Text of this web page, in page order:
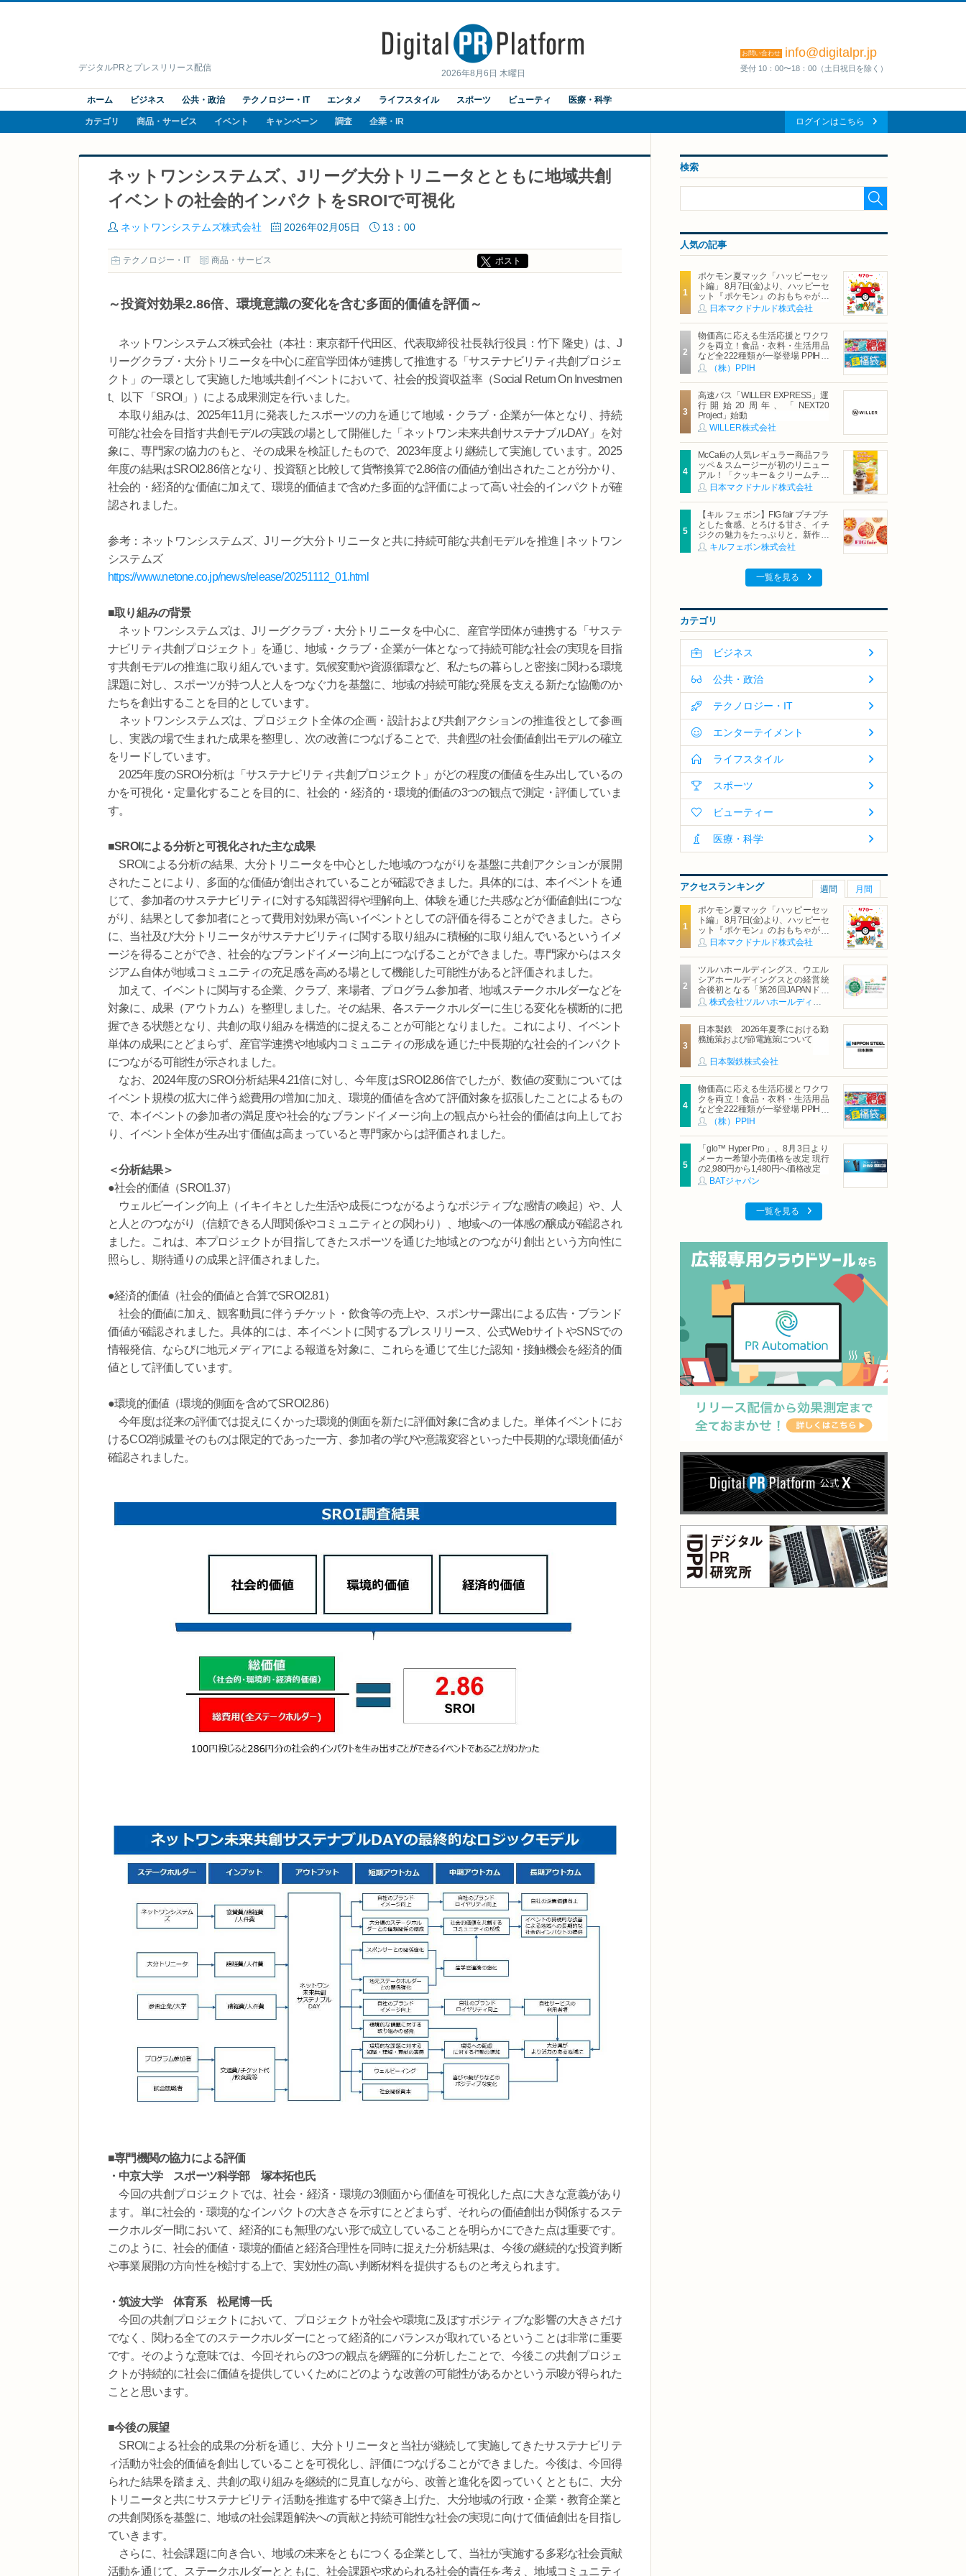
2026年8月6日 木曜日
デジタルPRとプレスリリース配信
お問い合わせ info@digitalpr.jp
受付 10：00〜18：00（土日祝日を除く）
ホーム ビジネス 公共・政治 テクノロジー・IT エンタメ ライフスタイル スポーツ ビューティ 医療・科学
カテゴリ 商品・サービス イベント キャンペーン 調査 企業・IR ログインはこちら
ネットワンシステムズ、Jリーグ大分トリニータとともに地域共創
イベントの社会的インパクトをSROIで可視化
ネットワンシステムズ株式会社 2026年02月05日 13：00
テクノロジー・IT 商品・サービス ポスト
～投資対効果2.86倍、環境意識の変化を含む多面的価値を評価～
ネットワンシステムズ株式会社（本社：東京都千代田区、代表取締役 社長執行役員：竹下 隆史）は、J
リーグクラブ・大分トリニータを中心に産官学団体が連携して推進する「サステナビリティ共創プロジェ
クト」の一環として実施した地域共創イベントにおいて、社会的投資収益率（Social Return On Investmen
t、以下 「SROI」）による成果測定を行いました。
本取り組みは、2025年11月に発表したスポーツの力を通じて地域・クラブ・企業が一体となり、持続
可能な社会を目指す共創モデルの実践の場として開催した「ネットワン未来共創サステナブルDAY」を対
象に、専門家の協力のもと、その成果を検証したもので、2023年度より継続して実施しています。2025
年度の結果はSROI2.86倍となり、投資額と比較して貨幣換算で2.86倍の価値が創出されたことが分かり、
社会的・経済的な価値に加えて、環境的価値まで含めた多面的な評価によって高い社会的インパクトが確
認されました。
参考：ネットワンシステムズ、Jリーグ大分トリニータと共に持続可能な共創モデルを推進 | ネットワン
システムズ
https://www.netone.co.jp/news/release/20251112_01.html
■取り組みの背景
ネットワンシステムズは、Jリーグクラブ・大分トリニータを中心に、産官学団体が連携する「サステ
ナビリティ共創プロジェクト」を通じ、地域・クラブ・企業が一体となって持続可能な社会の実現を目指
す共創モデルの推進に取り組んでいます。気候変動や資源循環など、私たちの暮らしと密接に関わる環境
課題に対し、スポーツが持つ人と人をつなぐ力を基盤に、地域の持続可能な発展を支える新たな協働のか
たちを創出することを目的としています。
ネットワンシステムズは、プロジェクト全体の企画・設計および共創アクションの推進役として参画
し、実践の場で生まれた成果を整理し、次の改善につなげることで、共創型の社会価値創出モデルの確立
をリードしています。
2025年度のSROI分析は「サステナビリティ共創プロジェクト」がどの程度の価値を生み出しているの
かを可視化・定量化することを目的に、社会的・経済的・環境的価値の3つの観点で測定・評価していま
す。
■SROIによる分析と可視化された主な成果
SROIによる分析の結果、大分トリニータを中心とした地域のつながりを基盤に共創アクションが展開
されたことにより、多面的な価値が創出されていることが確認できました。具体的には、本イベントを通
じて、参加者のサステナビリティに対する知識習得や理解向上、体験を通じた共感などが価値創出につな
がり、結果として参加者にとって費用対効果が高いイベントとしての評価を得ることができました。さら
に、当社及び大分トリニータがサステナビリティに関する取り組みに積極的に取り組んでいるというイメ
ージを得ることができ、社会的なブランドイメージ向上につなげることができました。専門家からはスタ
ジアム自体が地域コミュニティの充足感を高める場として機能した可能性があると評価されました。
加えて、イベントに関与する企業、クラブ、来場者、プログラム参加者、地域ステークホルダーなどを
対象に、成果（アウトカム）を整理しました。その結果、各ステークホルダーに生じる変化を横断的に把
握できる状態となり、共創の取り組みを構造的に捉えることが可能となりました。これにより、イベント
単体の成果にとどまらず、産官学連携や地域内コミュニティの形成を通じた中長期的な社会的インパクト
につながる可能性が示されました。
なお、2024年度のSROI分析結果4.21倍に対し、今年度はSROI2.86倍でしたが、数値の変動については
イベント規模の拡大に伴う総費用の増加に加え、環境的価値を含めて評価対象を拡張したことによるもの
で、本イベントの参加者の満足度や社会的なブランドイメージ向上の観点から社会的価値は向上してお
り、イベント全体が生み出す価値は高まっていると専門家からは評価されました。
＜分析結果＞
●社会的価値（SROI1.37）
ウェルビーイング向上（イキイキとした生活や成長につながるようなポジティブな感情の喚起）や、人
と人とのつながり（信頼できる人間関係やコミュニティとの関わり）、地域への一体感の醸成が確認され
ました。これは、本プロジェクトが目指してきたスポーツを通じた地域とのつながり創出という方向性に
照らし、期待通りの成果と評価されました。
●経済的価値（社会的価値と合算でSROI2.81）
社会的価値に加え、観客動員に伴うチケット・飲食等の売上や、スポンサー露出による広告・ブランド
価値が確認されました。具体的には、本イベントに関するプレスリリース、公式WebサイトやSNSでの
情報発信、ならびに地元メディアによる報道を対象に、これらを通じて生じた認知・接触機会を経済的価
値として評価しています。
●環境的価値（環境的側面を含めてSROI2.86）
今年度は従来の評価では捉えにくかった環境的側面を新たに評価対象に含めました。単体イベントにお
けるCO2削減量そのものは限定的であった一方、参加者の学びや意識変容といった中長期的な環境価値が
確認されました。
■専門機関の協力による評価
・中京大学 スポーツ科学部 塚本拓也氏
今回の共創プロジェクトでは、社会・経済・環境の3側面から価値を可視化した点に大きな意義があり
ます。単に社会的・環境的なインパクトの大きさを示すにとどまらず、それらの価値創出が関係するステ
ークホルダー間において、経済的にも無理のない形で成立していることを明らかにできた点は重要です。
このように、社会的価値・環境的価値と経済合理性を同時に捉えた分析結果は、今後の継続的な投資判断
や事業展開の方向性を検討する上で、実効性の高い判断材料を提供するものと考えられます。
・筑波大学 体育系 松尾博一氏
今回の共創プロジェクトにおいて、プロジェクトが社会や環境に及ぼすポジティブな影響の大きさだけ
でなく、関わる全てのステークホルダーにとって経済的にバランスが取れているということは非常に重要
です。そのような意味では、今回それらの3つの観点を網羅的に分析したことで、今後この共創プロジェ
クトが持続的に社会に価値を提供していくためにどのような改善の可能性があるかという示唆が得られた
ことと思います。
■今後の展望
SROIによる社会的成果の分析を通じ、大分トリニータと当社が継続して実施してきたサステナビリテ
ィ活動が社会的価値を創出していることを可視化し、評価につなげることができました。今後は、今回得
られた結果を踏まえ、共創の取り組みを継続的に見直しながら、改善と進化を図っていくとともに、大分
トリニータと共にサステナビリティ活動を推進する中で築き上げた、大分地域の行政・企業・教育企業と
の共創関係を基盤に、地域の社会課題解決への貢献と持続可能性な社会の実現に向けて価値創出を目指し
ていきます。
さらに、社会課題に向き合い、地域の未来をともにつくる企業として、当社が実施する多彩な社会貢献
活動を通じて、ステークホルダーとともに、社会課題や求められる社会的責任を考え、地域コミュニティ
検索
人気の記事
ポケモン夏マック「ハッピーセッ
ト編」 8月7日(金)より、ハッピーセ
ット『ポケモン』のおもちゃが期
間限定登場
日本マクドナルド株式会社
物価高に応える生活応援とワクワ
クを両立！食品・衣料・生活用品
など全222種類が一挙登場 PPIHグ
ループ「夏福袋」＆セール 8月6日
(木)より順次スタート
（株）PPIH
高速バス「WILLER EXPRESS」運
行開始20周年、「NEXT20
Project」始動
WILLER株式会社
McCaféの人気レギュラー商品フラ
ッペ＆スムージーが初のリニュー
アル！「クッキー＆クリームチョ
コフラッペ」「マンゴースムージ
ー」8月5日（水）から販売開始
日本マクドナルド株式会社
【キル フェ ボン】FIG fair プチプチ
とした食感、とろける甘さ、イチ
ジクの魅力をたっぷりと。新作を
含め、イチジク尽くしの全4種が登
場8月20日（木）スタート
キルフェボン株式会社
一覧を見る
カテゴリ
ビジネス
公共・政治
テクノロジー・IT
エンターテイメント
ライフスタイル
スポーツ
ビューティー
医療・科学
アクセスランキング 週間 月間
ポケモン夏マック「ハッピーセッ
ト編」 8月7日(金)より、ハッピーセ
ット『ポケモン』のおもちゃが期
間限定登場
日本マクドナルド株式会社
ツルハホールディングス、ウエル
シアホールディングスとの経営統
合後初となる「第26回JAPANドラ
ッグストアショー」に出展
株式会社ツルハホールディングス
日本製鉄 2026年夏季における勤
務施策および節電施策について
日本製鉄株式会社
物価高に応える生活応援とワクワ
クを両立！食品・衣料・生活用品
など全222種類が一挙登場 PPIHグ
ループ「夏福袋」＆セール 8月6日
（株）PPIH
「glo™ Hyper Pro」、8月3日より
メーカー希望小売価格を改定 現行
の2,980円から1,480円へ価格改定
BATジャパン
一覧を見る